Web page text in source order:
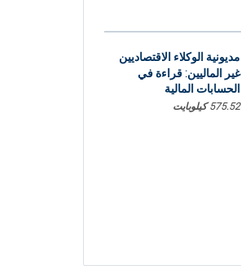
مديونية الوكلاء الاقتصاديين
غير الماليين: قراءة في
الحسابات المالية
575.52 كيلوبايت